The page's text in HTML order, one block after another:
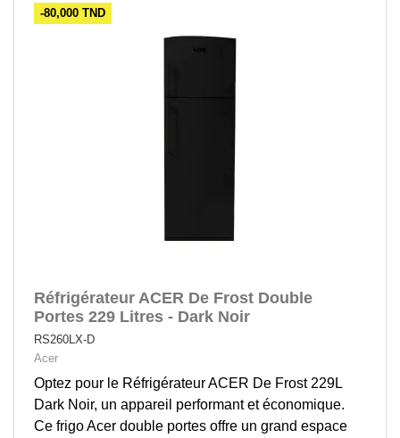
-80,000 TND
Réfrigérateur ACER De Frost Double
Portes 229 Litres - Dark Noir
RS260LX-D
Acer
Optez pour le Réfrigérateur ACER De Frost 229L
Dark Noir, un appareil performant et économique.
Ce frigo Acer double portes offre un grand espace